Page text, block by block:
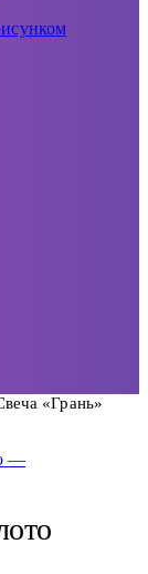
«Грань»